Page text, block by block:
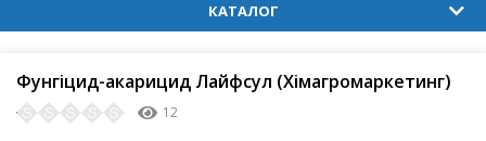
КАТАЛОГ
Фунгіцид-акарицид Лайфсул (Хімагромаркетинг)
12